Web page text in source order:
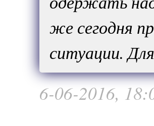
же сегодня
ситуации.
6-06-2016,